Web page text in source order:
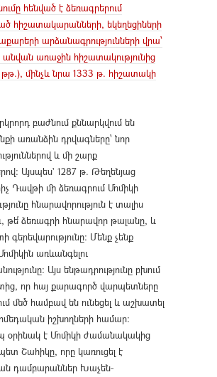
հենված է ձեռագրերում
հիշատակարանների, եկեղեցիների
արձանագրությունների վրա՝
առաջին հիշատակությունից
թթ.), մինչև նրա 1333 թ. հիշատակի
բաժնում քննարկվում են
առանձին դրվագները՝ նոր
և մի շարք
Այսպես` 1287 թ. Թեղենյաց
Դավթի մի ձեռագրում Մոմիկի
հնարավորություն է տալիս
թե՛ ձեռագրի հնարավոր թալանը, և
գերեվարությունը։ Մենք չենք
առևանգելու
Այս ենթադրությունը բխում
որ հայ քարագործ վարպետները
մեծ համբավ են ունեցել և աշխատել
իշխողների համար։
է Մոմիկի ժամանակակից
Շահիկը, որը կառուցել է
դամբարաններ Խաչեն-